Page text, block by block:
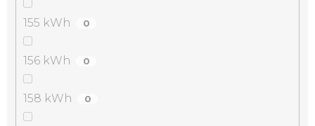
155 kWh 0
156 kWh 0
158 kWh 0